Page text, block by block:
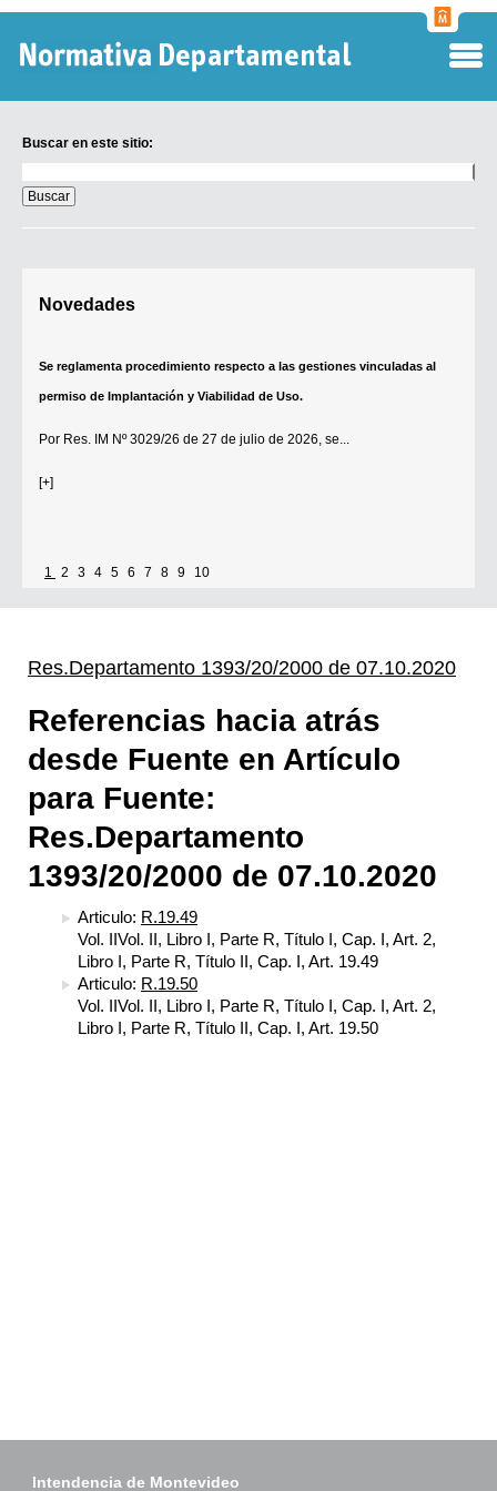
Buscar en este sitio:
en
este
sitio:
Novedades
Se reglamenta procedimiento respecto a las gestiones vinculadas al
permiso de Implantación y Viabilidad de Uso.
Por Res. IM Nº 3029/26 de 27 de julio de 2026, se...
[+]
1 2 3 4 5 6 7 8 9 10
Res.Departamento 1393/20/2000 de 07.10.2020
Referencias hacia atrás
desde Fuente en Artículo
para Fuente:
Res.Departamento
1393/20/2000 de 07.10.2020
Articulo: R.19.49
Vol. IIVol. II, Libro I, Parte R, Título I, Cap. I, Art. 2,
Libro I, Parte R, Título II, Cap. I, Art. 19.49
Articulo: R.19.50
Vol. IIVol. II, Libro I, Parte R, Título I, Cap. I, Art. 2,
Libro I, Parte R, Título II, Cap. I, Art. 19.50
Intendencia de Montevideo